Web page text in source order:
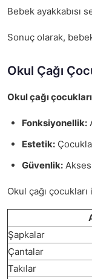
Bebek ayakkabısı
Sonuç olarak,
Okul Çağı
Okul çağı
Fonksiyonellik:
Estetik:
Güvenlik:
Okul çağı
Şapkalar
Çantalar
Takılar